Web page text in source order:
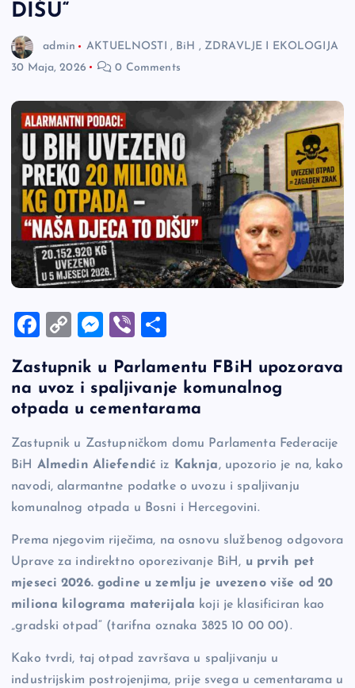
DIŠU“
admin AKTUELNOSTI , BiH , ZDRAVLJE I EKOLOGIJA
30 Maja, 2026
0 Comments
F
c
e
o
o
k
C
p
y
n
k
M
se
n
er
Vi
er ar
e
Zastupnik u Parlamentu FBiH upozorava
na uvoz i spaljivanje komunalnog
otpada u cementarama
Zastupnik u Zastupničkom domu Parlamenta Federacije
BiH Almedin Aliefendić iz Kaknja, upozorio je na, kako
navodi, alarmantne podatke o uvozu i spaljivanju
komunalnog otpada u Bosni i Hercegovini.
Prema njegovim riječima, na osnovu službenog odgovora
Uprave za indirektno oporezivanje BiH, u prvih pet
mjeseci 2026. godine u zemlju je uvezeno više od 20
miliona kilograma materijala koji je klasificiran kao
„gradski otpad“ (tarifna oznaka 3825 10 00 00).
Kako tvrdi, taj otpad završava u spaljivanju u
industrijskim postrojenjima, prije svega u cementarama u